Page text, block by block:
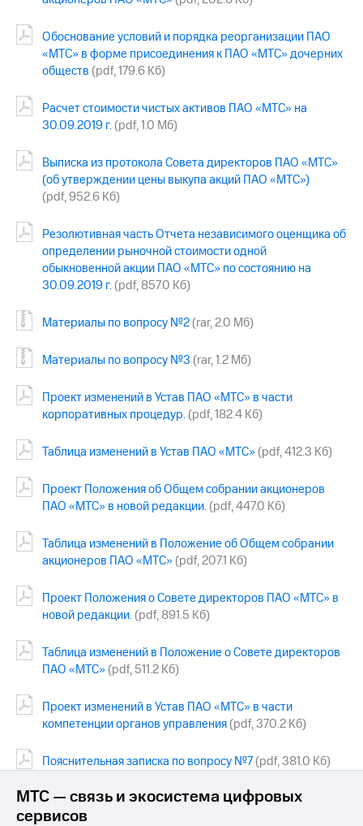
Контакты
развитие
деловая этика
На главную
Обоснование условий и порядка реорганизации ПАО
«МТС» в форме присоединения к ПАО «МТС» дочерних
обществ (pdf, 179.6 Кб)
Расчет стоимости чистых активов ПАО «МТС» на
30.09.2019 г.(pdf, 1.0 Мб)
Выписка из протокола Совета директоров ПАО «МТС»
(об утверждении цены выкупа акций ПАО «МТС»)
(pdf, 952.6 Кб)
Резолютивная часть Отчета независимого оценщика об
определении рыночной стоимости одной
обыкновенной акции ПАО «МТС» по состоянию на
30.09.2019 г.(pdf, 857.0 Кб)
Материалы по вопросу №2(rar, 2.0 Мб)
Материалы по вопросу №3 (rar, 1.2 Мб)
Проект изменений в Устав ПАО «МТС» в части
корпоративных процедур.(pdf, 182.4 Кб)
Таблица изменений в Устав ПАО «МТС» (pdf, 412.3 Кб)
Проект Положения об Общем собрании акционеров
ПАО «МТС» в новой редакции.(pdf, 447.0 Кб)
Таблица изменений в Положение об Общем собрании
акционеров ПАО «МТС» (pdf, 207.1 Кб)
Проект Положения о Совете директоров ПАО «МТС» в
новой редакции.(pdf, 891.5 Кб)
Таблица изменений в Положение о Совете директоров
ПАО «МТС» (pdf, 511.2 Кб)
Проект изменений в Устав ПАО «МТС» в части
компетенции органов управления(pdf, 370.2 Кб)
Пояснительная записка по вопросу №7(pdf, 381.0 Кб)
МТС — связь и экосистема цифровых
сервисов